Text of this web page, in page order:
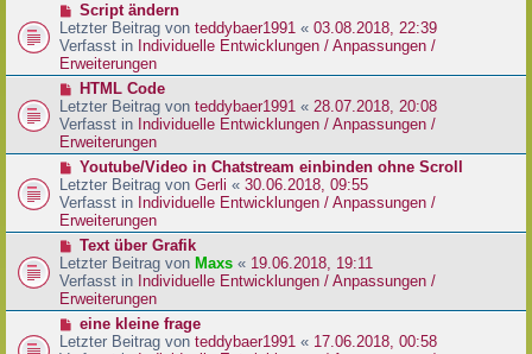
a
g
B
e
i
t
a
g
N
e
u
e
r
B
e
i
t
a
g
Script ändern
Letzter Beitrag von teddybaer1991 « 03.08.2018, 22:39
Verfasst in Individuelle Entwicklungen / Anpassungen /
Erweiterungen
N
e
u
e
r
B
e
i
t
a
g
HTML Code
Letzter Beitrag von teddybaer1991 « 28.07.2018, 20:08
Verfasst in Individuelle Entwicklungen / Anpassungen /
Erweiterungen
N
e
u
e
r
B
e
i
t
a
Youtube/Video in Chatstream einbinden ohne Scroll
Letzter Beitrag von Gerli « 30.06.2018, 09:55
Verfasst in Individuelle Entwicklungen / Anpassungen /
Erweiterungen
N
e
u
e
r
B
Text über Grafik
Letzter Beitrag von Maxs « 19.06.2018, 19:11
Verfasst in Individuelle Entwicklungen / Anpassungen /
Erweiterungen
N
e
eine kleine frage
Letzter Beitrag von teddybaer1991 « 17.06.2018, 00:58